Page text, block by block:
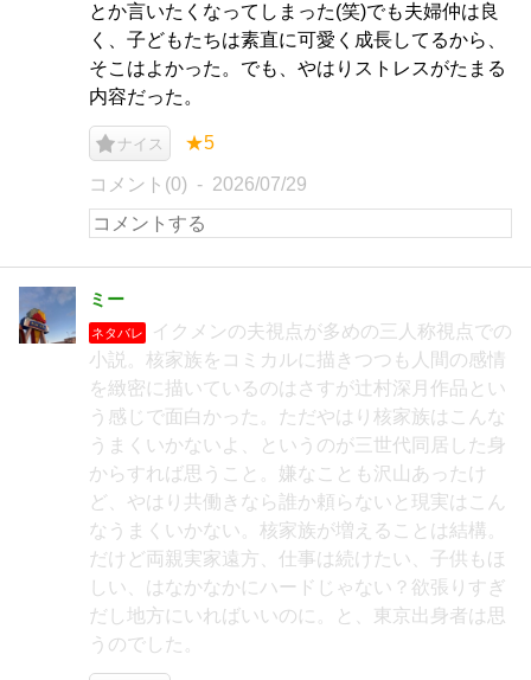
とか言いたくなってしまった(笑)でも夫婦仲は良
く、子どもたちは素直に可愛く成長してるから、
そこはよかった。でも、やはりストレスがたまる
内容だった。
ナイス ★5
コメント(0) 2026/07/29
ミー
ネタバレ
イクメンの夫視点が多めの三人称視点での
小説。核家族をコミカルに描きつつも人間の感情
を緻密に描いているのはさすが辻村深月作品とい
う感じで面白かった。ただやはり核家族はこんな
うまくいかないよ、というのが三世代同居した身
からすれば思うこと。嫌なことも沢山あったけ
ど、やはり共働きなら誰か頼らないと現実はこん
なうまくいかない。核家族が増えることは結構。
だけど両親実家遠方、仕事は続けたい、子供もほ
しい、はなかなかにハードじゃない？欲張りすぎ
だし地方にいればいいのに。と、東京出身者は思
うのでした。